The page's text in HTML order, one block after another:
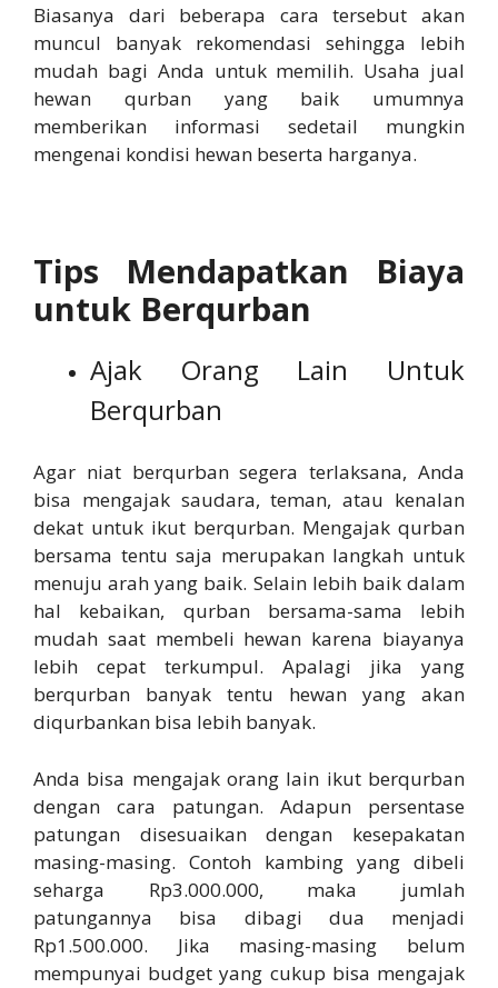
Biasanya dari beberapa cara tersebut akan
muncul banyak rekomendasi sehingga lebih
mudah bagi Anda untuk memilih. Usaha jual
hewan qurban yang baik umumnya
memberikan informasi sedetail mungkin
mengenai kondisi hewan beserta harganya.
Tips Mendapatkan Biaya
untuk Berqurban
Ajak Orang Lain Untuk
Berqurban
Agar niat berqurban segera terlaksana, Anda
bisa mengajak saudara, teman, atau kenalan
dekat untuk ikut berqurban. Mengajak qurban
bersama tentu saja merupakan langkah untuk
menuju arah yang baik. Selain lebih baik dalam
hal kebaikan, qurban bersama-sama lebih
mudah saat membeli hewan karena biayanya
lebih cepat terkumpul. Apalagi jika yang
berqurban banyak tentu hewan yang akan
diqurbankan bisa lebih banyak.
Anda bisa mengajak orang lain ikut berqurban
dengan cara patungan. Adapun persentase
patungan disesuaikan dengan kesepakatan
masing-masing. Contoh kambing yang dibeli
seharga Rp3.000.000, maka jumlah
patungannya bisa dibagi dua menjadi
Rp1.500.000. Jika masing-masing belum
mempunyai budget yang cukup bisa mengajak